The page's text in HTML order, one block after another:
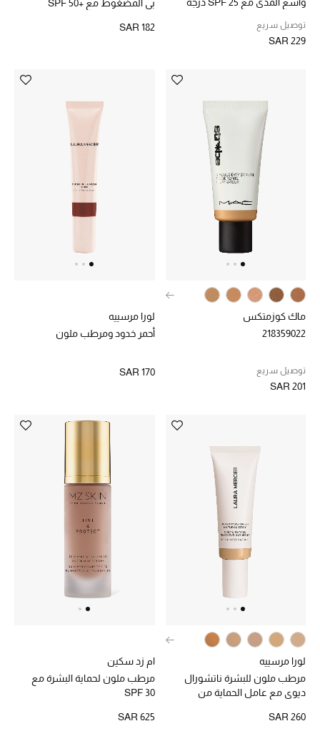
دليل ملتزمات الحقائب
أمنيات تتلألأ مع النجوم
الأحذية الرجالية
أحذية للأطفال
أبرز المصممين
تسوقوا الأحذية
الأكثر مبيعاً
العطور
مكتشف العطور
توصيل سريع
SAR 229
بي المضغوط مع +SPF 50
SAR 182
ماك كوزمتكس
218359022
توصيل سريع
SAR 201
لورا مرسييه
أحمر خدود ومرطب ملون
SAR 170
لورا مرسييه
مرطب ملون للبشرة ناتشورال
ديوي مع عامل الحماية من
SAR 260
ام زد سكين
مرطب ملون لحماية البشرة مع
SPF 30
SAR 625